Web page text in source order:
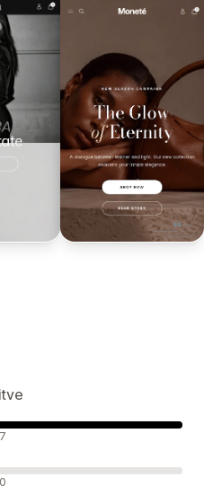
7
0